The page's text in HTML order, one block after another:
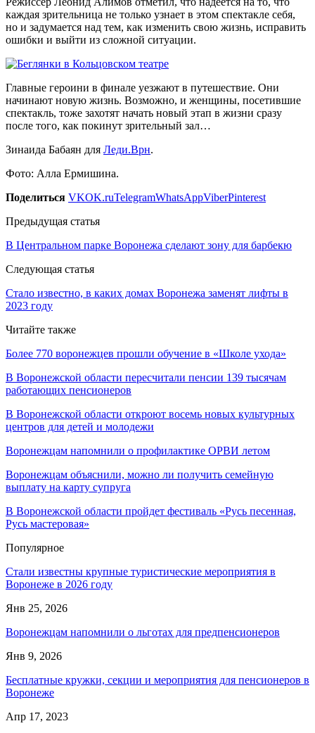
каждая зрительница не только узнает в этом спектакле себя,
но и задумается над тем, как изменить свою жизнь, исправить
ошибки и выйти из сложной ситуации.
Главные героини в финале уезжают в путешествие. Они
начинают новую жизнь. Возможно, и женщины, посетившие
спектакль, тоже захотят начать новый этап в жизни сразу
после того, как покинут зрительный зал…
Зинаида Бабаян для Леди.Врн.
Фото: Алла Ермишина.
Поделиться VKOK.ruTelegramWhatsAppViberPinterest
Предыдущая статья
В Центральном парке Воронежа сделают зону для барбекю
Следующая статья
Стало известно, в каких домах Воронежа заменят лифты в
2023 году
Читайте также
Более 770 воронежцев прошли обучение в «Школе ухода»
В Воронежской области пересчитали пенсии 139 тысячам
работающих пенсионеров
В Воронежской области откроют восемь новых культурных
центров для детей и молодежи
Воронежцам напомнили о профилактике ОРВИ летом
Воронежцам объяснили, можно ли получить семейную
выплату на карту супруга
В Воронежской области пройдет фестиваль «Русь песенная,
Русь мастеровая»
Популярное
Стали известны крупные туристические мероприятия в
Воронеже в 2026 году
Янв 25, 2026
Воронежцам напомнили о льготах для предпенсионеров
Янв 9, 2026
Бесплатные кружки, секции и мероприятия для пенсионеров в
Воронеже
Апр 17, 2023